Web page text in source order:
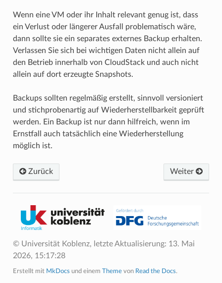
Wenn eine VM oder ihr Inhalt relevant genug ist, dass
ein Verlust oder längerer Ausfall problematisch wäre,
dann sollte sie ein separates externes Backup erhalten.
Verlassen Sie sich bei wichtigen Daten nicht allein auf
den Betrieb innerhalb von CloudStack und auch nicht
allein auf dort erzeugte Snapshots.
Backups sollten regelmäßig erstellt, sinnvoll versioniert
und stichprobenartig auf Wiederherstellbarkeit geprüft
werden. Ein Backup ist nur dann hilfreich, wenn im
Ernstfall auch tatsächlich eine Wiederherstellung
möglich ist.
Zurück Weiter
© Universität Koblenz, letzte Aktualisierung: 13. Mai
2026, 15:17:28
Erstellt mit MkDocs und einem Themevon Read the Docs.